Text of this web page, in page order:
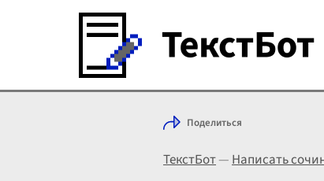
Поделиться
ТекстБот—Написать